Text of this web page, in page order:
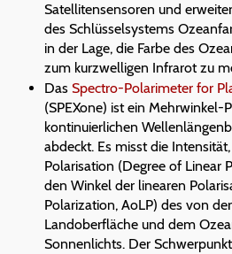
Satellitensensoren und
des Schlüsselsystems
in der Lage, die Farbe des
zum kurzwelligen Infrarot zu
Das Spectro-Polarimeter for
(SPEXone) ist ein Mehrwinkel-
kontinuierlichen
abdeckt. Es misst die
Polarisation (Degree of Linear
den Winkel der linearen
Polarization, AoLP) des von
Landoberfläche und dem
Sonnenlichts. Der